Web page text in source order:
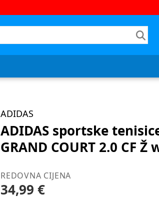
ADIDAS
ADIDAS sportske
GRAND COURT 2.0 CF Ž
REDOVNA CIJENA
34,99 €